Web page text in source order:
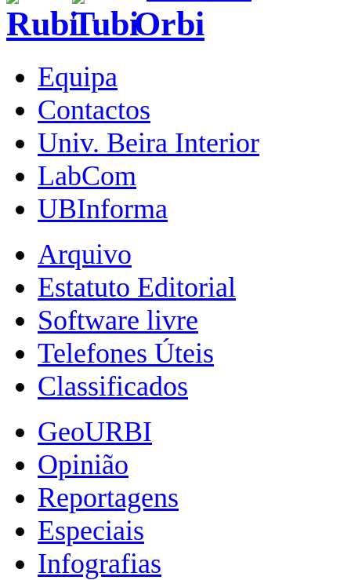
Equipa
Contactos
Univ. Beira Interior
LabCom
UBInforma
Arquivo
Estatuto Editorial
Software livre
Telefones Úteis
Classificados
GeoURBI
Opinião
Reportagens
Especiais
Infografias